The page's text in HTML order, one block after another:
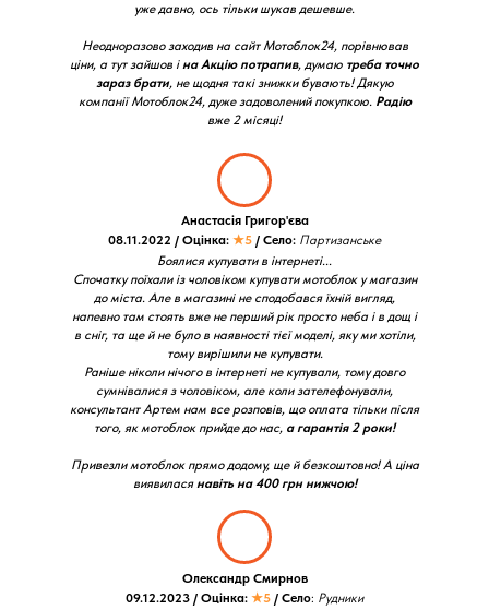
Олександр Смирнов
09.12.2023 / Оцінка: ★5 / Село: Рудники
Боялися купувати в інтернеті...
Спочатку поїхали із чоловіком купувати мотоблок у магазин
до міста. Але в магазині не сподобався їхній вигляд,
напевно там стоять вже не перший рік просто неба і в дощ і
в сніг, та ще й не було в наявності тієї моделі, яку ми хотіли,
тому вирішили не купувати.
Раніше ніколи нічого в інтернеті не купували, тому довго
сумнівалися з чоловіком, але коли зателефонували,
консультант Артем нам все розповів, що оплата тільки після
того, як мотоблок прийде до нас, а гарантія 2 роки!
Привезли мотоблок прямо додому, ще й безкоштовно! А ціна
виявиласянавіть на 400 грн нижчою!
Анастасія Григор'єва
08.11.2022 / Оцінка: ★5 / Село: Партизанське
уже давно, ось тільки шукав дешевше.
Неодноразово заходив на сайт Мотоблок24, порівнював
ціни, а тут зайшов іна Акцію потрапив, думаю треба точно
зараз брати, не щодня такі знижки бувають! Дякую
компанії Мотоблок24, дуже задоволений покупкою. Радію
вже 2 місяці!